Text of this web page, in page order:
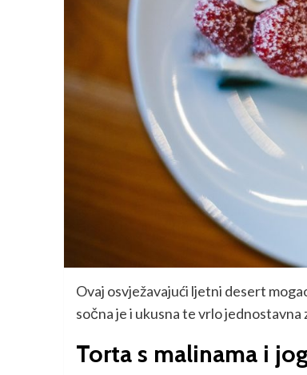
Ovaj osvježavajući ljetni desert
sočna je i ukusna te vrlo jednostavna
Torta s malinama i